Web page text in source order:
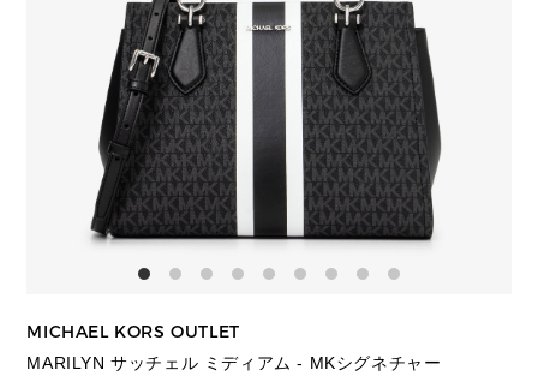
MICHAEL KORS OUTLET
MARILYN サッチェル ミディアム - MKシグネチャー